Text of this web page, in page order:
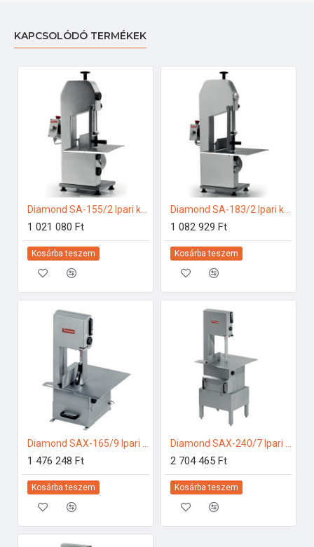
KAPCSOLÓDÓ TERMÉKEK
1 021 080 Ft
Kosárba teszem
Diamond SA-183/2 Ipari konyhai előkészítés
1 082 929 Ft
Kosárba teszem
1 476 248 Ft
Kosárba teszem
2 704 465 Ft
Kosárba teszem